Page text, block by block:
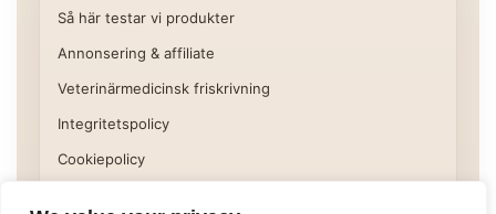
Så här testar vi produkter
Annonsering & affiliate
Veterinärmedicinsk friskrivning
Integritetspolicy
Cookiepolicy